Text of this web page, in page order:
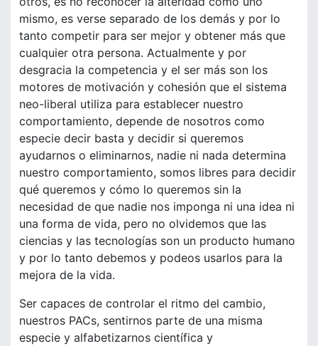
mismo, es verse separado de los demás y por lo
tanto competir para ser mejor y obtener más que
cualquier otra persona. Actualmente y por
desgracia la competencia y el ser más son los
motores de motivación y cohesión que el sistema
neo-liberal utiliza para establecer nuestro
comportamiento, depende de nosotros como
especie decir basta y decidir si queremos
ayudarnos o eliminarnos, nadie ni nada determina
nuestro comportamiento, somos libres para decidir
qué queremos y cómo lo queremos sin la
necesidad de que nadie nos imponga ni una idea ni
una forma de vida, pero no olvidemos que las
ciencias y las tecnologías son un producto humano
y por lo tanto debemos y podeos usarlos para la
mejora de la vida.
Ser capaces de controlar el ritmo del cambio,
nuestros PACs, sentirnos parte de una misma
especie y alfabetizarnos científica y